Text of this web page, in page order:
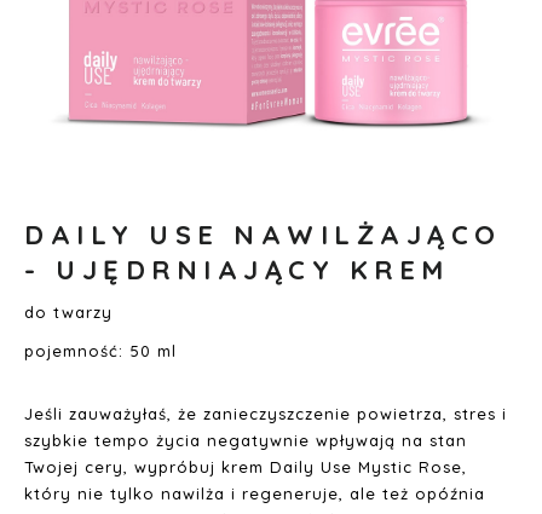
DAILY USE NAWILŻAJĄCO
- UJĘDRNIAJĄCY KREM
do twarzy
pojemność: 50 ml
Jeśli zauważyłaś, że zanieczyszczenie powietrza, stres i
szybkie tempo życia negatywnie wpływają na stan
Twojej cery, wypróbuj krem Daily Use Mystic Rose,
który nie tylko nawilża i regeneruje, ale też opóźnia
początek
galerii